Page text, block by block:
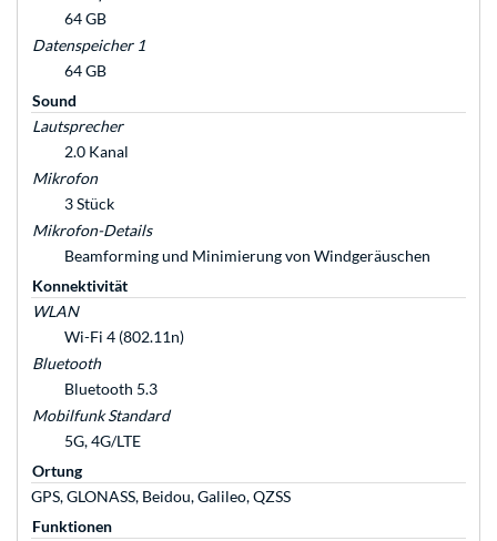
64 GB
Datenspeicher 1
64 GB
Sound
Lautsprecher
2.0 Kanal
Mikrofon
3 Stück
Mikrofon-Details
Beam­forming und Minimierung von Wind­geräuschen
Konnektivität
WLAN
Wi-Fi 4 (802.11n)
Bluetooth
Bluetooth 5.3
Mobilfunk Standard
5G, 4G/LTE
Ortung
GPS, GLONASS, Beidou, Galileo, QZSS
Funktionen